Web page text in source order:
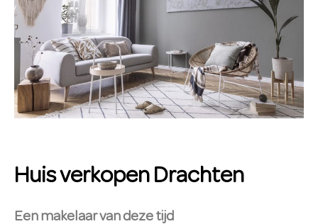
Huis verkopen Drachten
Een makelaar van deze tijd